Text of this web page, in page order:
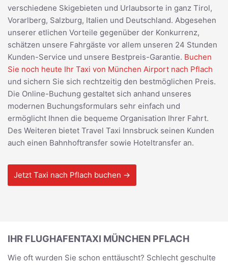
verschiedene Skigebieten und Urlaubsorte in ganz Tirol,
Vorarlberg, Salzburg, Italien und Deutschland. Abgesehen
unserer etlichen Vorteile gegenüber der Konkurrenz,
schätzen unsere Fahrgäste vor allem unseren 24 Stunden
Kunden-Service und unsere Bestpreis-Garantie. Buchen
Sie noch heute Ihr Taxi von München Airport nach Pflach
und sichern Sie sich rechtzeitig den bestmöglichen Preis.
Die Online-Buchung gestaltet sich anhand unseres
modernen Buchungsformulars sehr einfach und
ermöglicht Ihnen die bequeme Organisation Ihrer Fahrt.
Des Weiteren bietet Travel Taxi Innsbruck seinen Kunden
auch einen Bahnhoftransfer sowie Hoteltransfer an.
Jetzt Taxi nach Pflach buchen →
IHR FLUGHAFENTAXI MÜNCHEN PFLACH
Wie oft wurden Sie schon enttäuscht? Schlecht geschulte